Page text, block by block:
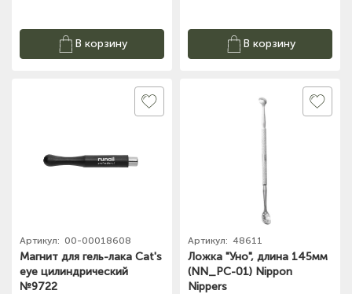
В корзину В корзину
Артикул: 00-00018608
Магнит для гель-лака Cat's
eye цилиндрический
№9722
Артикул: 48611
Ложка "Уно", длина 145мм
(NN_PC-01) Nippon
Nippers